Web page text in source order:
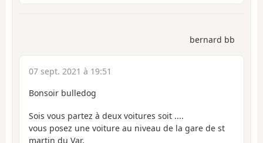
bernard bb
07 sept. 2021 à 19:51
Bonsoir bulledog
Sois vous partez à deux voitures soit ....
vous posez une voiture au niveau de la gare de st
martin du Var,